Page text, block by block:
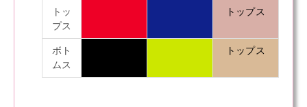
トッ
プス
トップス
ボト
ムス
トップス